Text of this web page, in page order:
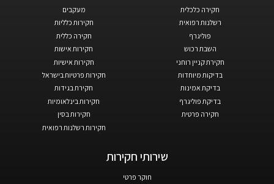
שירותי חקירות
חוקר פרטי
מעקבים
חקירות כלליות
חקירה כללית
חקירות אישות
חקירות אישיות
חקירות פרטיות בישראל
חקירת בגידות
חקירות בינלאומיות
חקירות בסין
חקירות רשלנות רפואית
חקירה כלכלית
רשלנות רפואית
פוליגרף
השבת רכוש
חקירת קניין רוחני
בדיקות מיוחדות
בדיקת אמינות
בדיקת פוליגרף
חקירה פרטית